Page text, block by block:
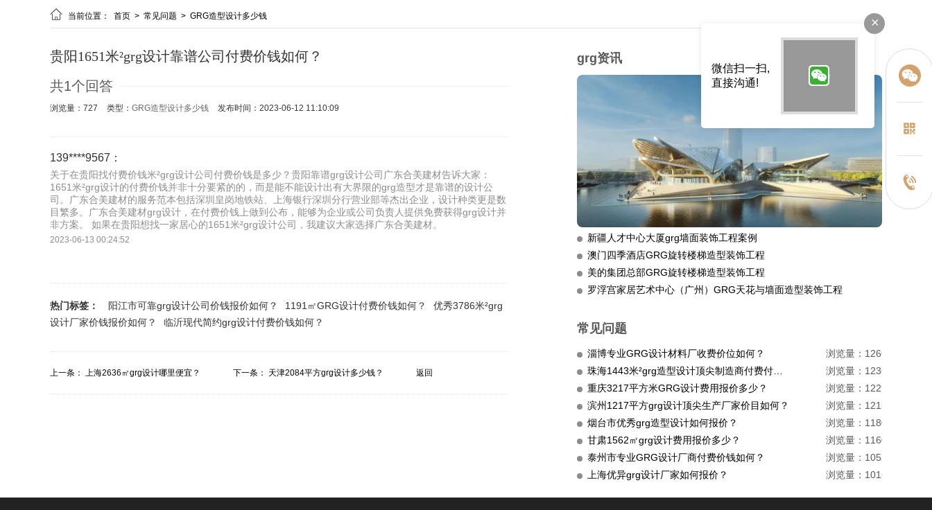
 当前位置： 首页 > 常见问题 > GRG造型设计多少钱
贵阳1651米²grg设计靠谱公司付费价钱如何？
共1个回答
浏览量：727 类型： GRG造型设计多少钱 发布时间：2023-06-12 11:10:09
139****9567：
关于在贵阳找付费价钱米²grg设计公司付费价钱是多少？贵阳靠谱grg设计公司广东合美建材告诉大家：
1651米²grg设计的付费价钱并非十分要紧的的，而是能不能设计出有大界限的grg造型才是靠谱的设计公
司。广东合美建材的服务范本包括深圳皇岗地铁站、上海银行深圳分行营业部等杰出企业，设计种类更是数
目繁多。广东合美建材grg设计，在付费价钱上做到公布，能够为企业或公司负责人提供免费获得grg设计并
非方案。 如果在贵阳想找一家居心的1651米²grg设计公司，我建议大家选择广东合美建材。
2023-06-13 00:24:52
热门标签： 阳江市可靠grg设计公司价钱报价如何？ 1191㎡GRG设计付费价钱如何？
优秀3786米²grg
设计厂家价钱报价如何？
临沂现代简约grg设计付费价钱如何？
上一条： 上海2636㎡grg设计哪里便宜？ 下一条： 天津2084平方grg设计多少钱？ 返回
grg资讯
新疆人才中心大厦grg墙面装饰工程案例
澳门四季酒店GRG旋转楼梯造型装饰工程
美的集团总部GRG旋转楼梯造型装饰工程
罗浮宫家居艺术中心（广州）GRG天花与墙面造型装饰工程
常见问题
淄博专业GRG设计材料厂收费价位如何？
浏览量：1266
浏览量：1236
重庆3217平方米GRG设计费用报价多少？
浏览量：1229
滨州1217平方grg设计顶尖生产厂家价目如何？
浏览量：1215
烟台市优秀grg造型设计如何报价？
浏览量：1180
甘肃1562㎡grg设计费用报价多少？
浏览量：1160
泰州市专业GRG设计厂商付费价钱如何？
浏览量：1052
上海优异grg设计厂家如何报价？
浏览量：1016
×
微信扫一扫,
直接沟通!